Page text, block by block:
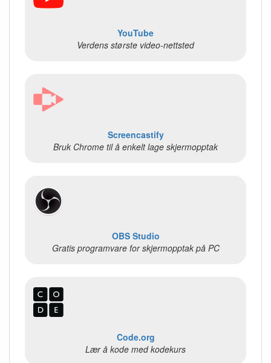
YouTube
Verdens største video-nettsted
Screencastify
Bruk Chrome til å enkelt lage skjermopptak
OBS Studio
Gratis programvare for skjermopptak på PC
Code.org
Lær å kode med kodekurs